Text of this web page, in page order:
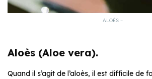
ALOÈS –
Aloès (Aloe vera).
Quand il s’agit de l’aloès, il est difficile de